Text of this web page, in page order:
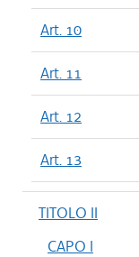
Art. 10
Art. 11
Art. 12
Art. 13
TITOLO II
CAPO I